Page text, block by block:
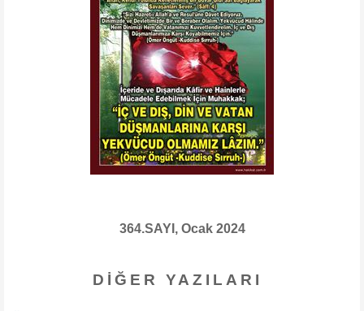
364.SAYI, Ocak 2024
DIĞER YAZILARI